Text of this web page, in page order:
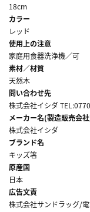
18cm
カラー
レッド
使用上の注意
家庭用食器洗浄機／可
素材／材質
天然木
問い合わせ先
株式会社イシダ
メーカー名(製造販売会
株式会社イシダ
ブランド名
キッズ箸
原産国
日本
広告文責
株式会社サンドラッグ/